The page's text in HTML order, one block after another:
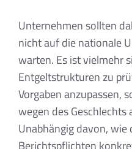
Unternehmen sollten
nicht auf die nationale
warten. Es ist vielmehr
Entgeltstrukturen zu
Vorgaben anzupassen,
wegen des Geschlechts
Unabhängig davon,
Berichtspflichten